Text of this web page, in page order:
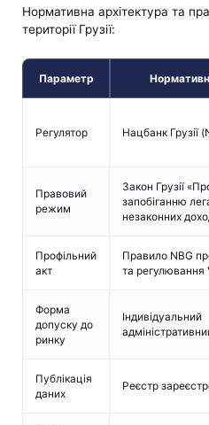
Нормативна архітектура та
території Грузії:
Параметр
Регулятор Нацбанк Грузії
Правовий
режим
Закон Грузії
запобіганню
незаконних
Профільний
акт
Правило NBG
та регулювання
Форма
допуску до
ринку
Індивідуальний
Публікація
даних
Реєстр